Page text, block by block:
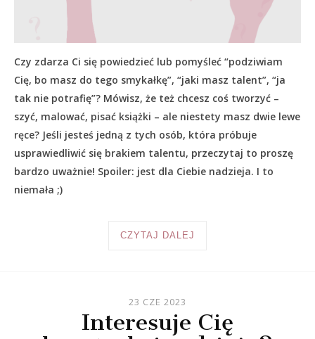
Czy zdarza Ci się powiedzieć lub pomyśleć “podziwiam
Cię, bo masz do tego smykałkę”, “jaki masz talent”, “ja
tak nie potrafię”? Mówisz, że też chcesz coś tworzyć –
szyć, malować, pisać książki – ale niestety masz dwie lewe
ręce? Jeśli jesteś jedną z tych osób, która próbuje
usprawiedliwić się brakiem talentu, przeczytaj to proszę
bardzo uważnie! Spoiler: jest dla Ciebie nadzieja. I to
niemała ;)
CZYTAJ DALEJ
23 CZE 2023
Interesuje Cię